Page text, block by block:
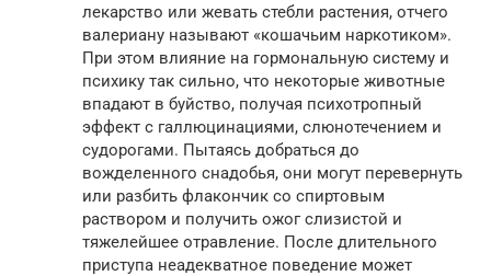
лекарство или жевать стебли растения, отчего
валериану называют «кошачьим наркотиком».
При этом влияние на гормональную систему и
психику так сильно, что некоторые животные
впадают в буйство, получая психотропный
эффект с галлюцинациями, слюнотечением и
судорогами. Пытаясь добраться до
вожделенного снадобья, они могут перевернуть
или разбить флакончик со спиртовым
раствором и получить ожог слизистой и
тяжелейшее отравление. После длительного
приступа неадекватное поведение может